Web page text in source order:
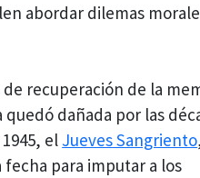
abordar dilemas
recuperación de la
dañada por las
el Jueves Sangriento
para imputar a los